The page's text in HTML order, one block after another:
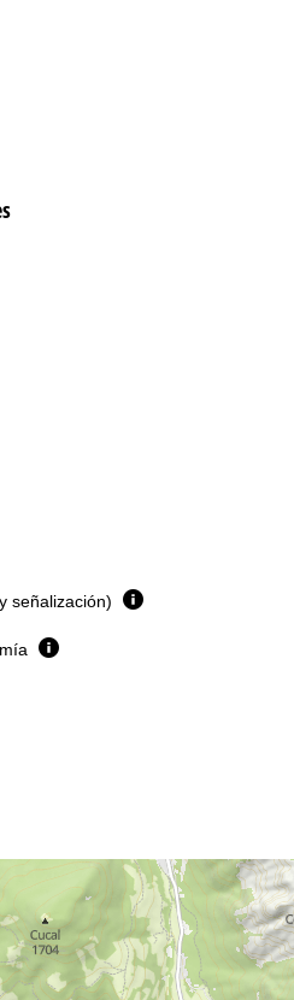
señalización)